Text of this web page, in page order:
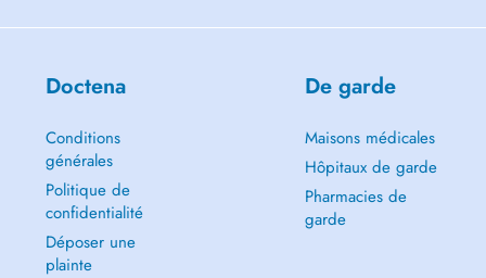
Doctena
Conditions
générales
Politique de
confidentialité
Déposer une
plainte
De garde
Maisons médicales
Hôpitaux de garde
Pharmacies de
garde